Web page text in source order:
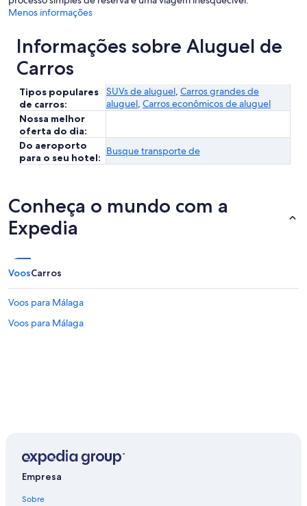
Menos informações
Informações sobre Aluguel de
Carros
Tipos populares
de carros:
SUVs de aluguel, Carros grandes de
aluguel, Carros econômicos de aluguel
Nossa melhor
oferta do dia:
Do aeroporto
para o seu hotel:
Busque transporte de
Conheça o mundo com a
Expedia
VoosCarros
Voos para Málaga
Voos para Málaga
Empresa
Sobre